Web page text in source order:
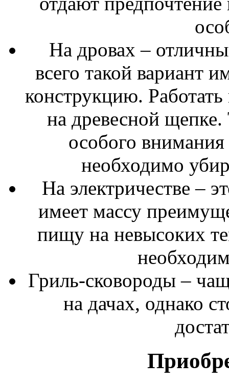
На дровах –
всего такой вариант
конструкцию.
на древесной щепке.
особого
необходимо
На электричестве –
имеет массу
пищу на невысоких
Гриль-сковороды –
на дачах, однако